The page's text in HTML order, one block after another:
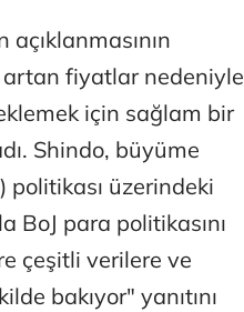
artan fiyatlar nedeniyle
için sağlam bir
Shindo, büyüme
politikası üzerindeki
BoJ para politikasını
çeşitli verilere ve
bakıyor" yanıtını
Tunca Bengin
Ali Eyüboğlu